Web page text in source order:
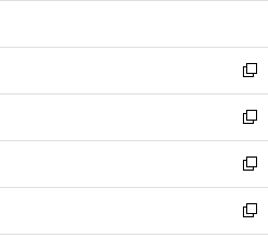
開
く
ウ
で
開
く
ン
ド
ウ
で
開
く
し
ウ
ィ
ン
ド
ウ
で
開
く
新
し
い
ウ
ィ
ン
ド
新
し
い
ウ
ィ
新
し
い
新